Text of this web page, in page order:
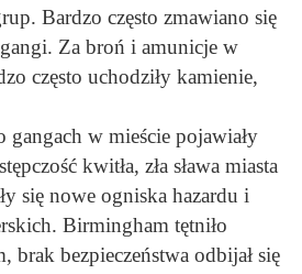
Bardzo często zmawiano się
Za broń i amunicje w
często uchodziły kamienie,
gangach w mieście pojawiały
kwitła, zła sława miasta
się nowe ogniska hazardu i
Birmingham tętniło
brak bezpieczeństwa odbijał się